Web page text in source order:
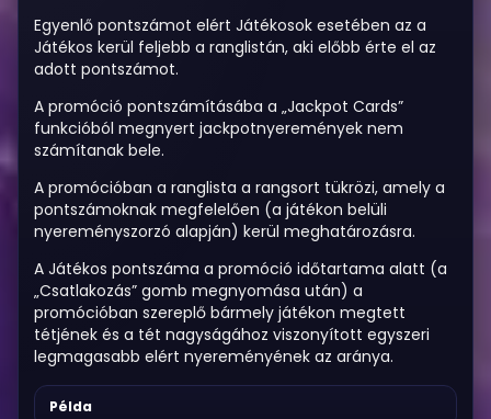
Egyenlő pontszámot elért Játékosok esetében az a
Játékos kerül feljebb a ranglistán, aki előbb érte el az
adott pontszámot.
A promóció pontszámításába a „Jackpot Cards”
funkcióból megnyert jackpotnyeremények nem
számítanak bele.
A promócióban a ranglista a rangsort tükrözi, amely a
pontszámoknak megfelelően (a játékon belüli
nyereményszorzó alapján) kerül meghatározásra.
A Játékos pontszáma a promóció időtartama alatt (a
„Csatlakozás” gomb megnyomása után) a
promócióban szereplő bármely játékon megtett
tétjének és a tét nagyságához viszonyított egyszeri
legmagasabb elért nyereményének az aránya.
Példa